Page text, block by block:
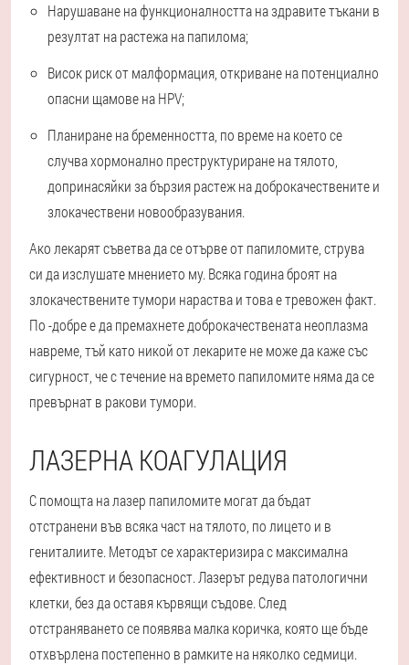
Нарушаване на функционалността на здравите тъкани в
резултат на растежа на папилома;
Висок риск от малформация, откриване на потенциално
опасни щамове на HPV;
Планиране на бременността, по време на което се
случва хормонално преструктуриране на тялото,
допринасяйки за бързия растеж на доброкачествените и
злокачествени новообразувания.
Ако лекарят съветва да се отърве от папиломите, струва
си да изслушате мнението му. Всяка година броят на
злокачествените тумори нараства и това е тревожен факт.
По -добре е да премахнете доброкачествената неоплазма
навреме, тъй като никой от лекарите не може да каже със
сигурност, че с течение на времето папиломите няма да се
превърнат в ракови тумори.
ЛАЗЕРНА КОАГУЛАЦИЯ
С помощта на лазер папиломите могат да бъдат
отстранени във всяка част на тялото, по лицето и в
гениталиите. Методът се характеризира с максимална
ефективност и безопасност. Лазерът редува патологични
клетки, без да оставя кървящи съдове. След
отстраняването се появява малка коричка, която ще бъде
отхвърлена постепенно в рамките на няколко седмици.